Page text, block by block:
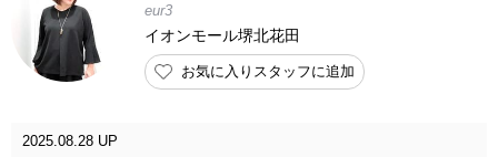
eur3
イオンモール堺北花田
お気に入りスタッフに追加
2025.08.28 UP